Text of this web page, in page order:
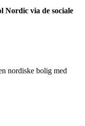
Nordic via de sociale
nordiske bolig med